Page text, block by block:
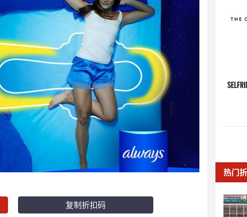
复制折扣码
热门